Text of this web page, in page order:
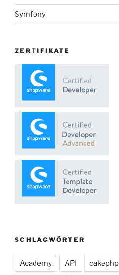
Symfony
ZERTIFIKATE
SCHLAGWÖRTER
Academy API cakephp